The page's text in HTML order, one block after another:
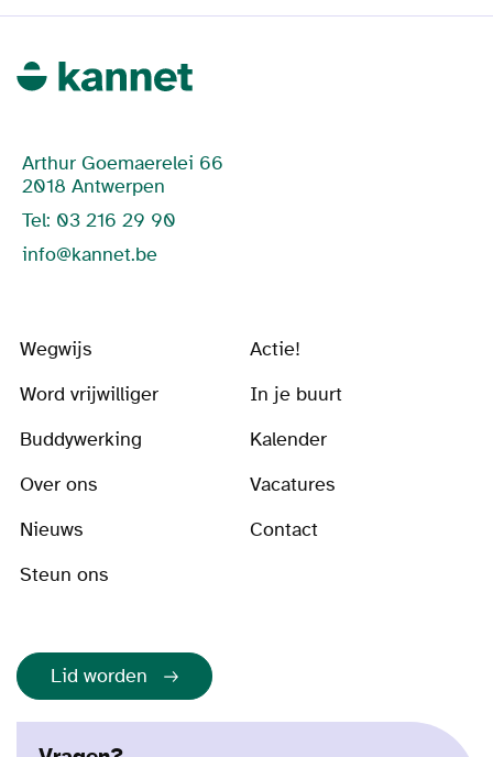
Arthur Goemaerelei 66
2018 Antwerpen
Tel: 03 216 29 90
info@kannet.be
Wegwijs
Actie!
Word vrijwilliger
In je buurt
Buddywerking
Kalender
Over ons
Vacatures
Nieuws
Contact
Steun ons
Lid worden